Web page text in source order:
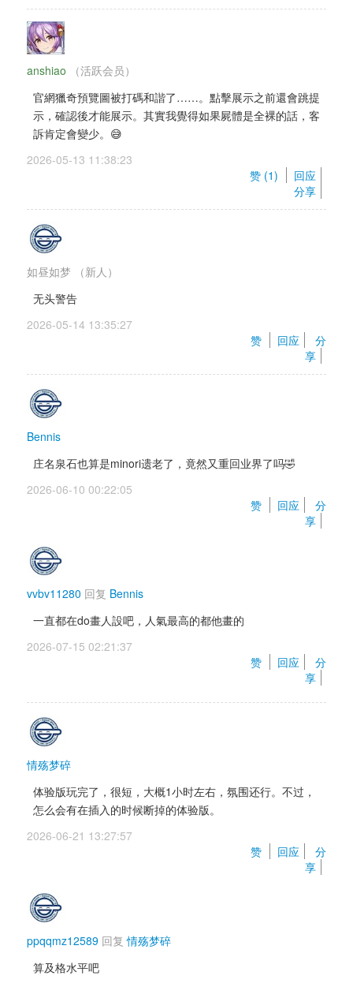
anshiao
（活跃会员）
官網獵奇預覽圖被打碼和諧了……。點擊展示之前還會跳提
示，確認後才能展示。其實我覺得如果屍體是全裸的話，客
訴肯定會變少。😅
2026-05-13 11:38:23
赞 (1)
回应
分享
如昼如梦
（新人）
无头警告
2026-05-14 13:35:27
赞
回应
分
享
Bennis
庄名泉石也算是minori遗老了，竟然又重回业界了吗🤣
2026-06-10 00:22:05
赞
回应
分
享
vvbv11280 回复 Bennis
一直都在do畫人設吧，人氣最高的都他畫的
2026-07-15 02:21:37
赞
回应
分
享
情殇梦碎
体验版玩完了，很短，大概1小时左右，氛围还行。不过，
怎么会有在插入的时候断掉的体验版。
2026-06-21 13:27:57
赞
回应
分
享
ppqqmz12589 回复 情殇梦碎
算及格水平吧